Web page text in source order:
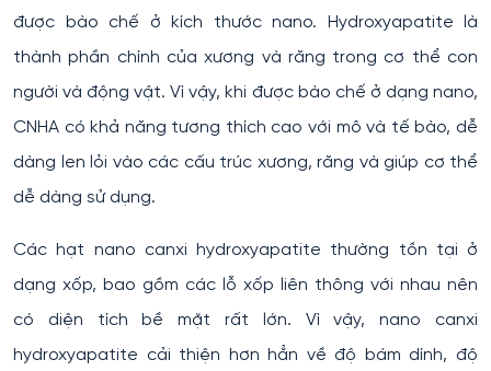
được bào chế ở kích thước nano. Hydroxyapatite là
thành phần chính của xương và răng trong cơ thể con
người và động vật. Vì vậy, khi được bào chế ở dạng nano,
CNHA có khả năng tương thích cao với mô và tế bào, dễ
dàng len lỏi vào các cấu trúc xương, răng và giúp cơ thể
dễ dàng sử dụng.
Các hạt nano canxi hydroxyapatite thường tồn tại ở
dạng xốp, bao gồm các lỗ xốp liên thông với nhau nên
có diện tích bề mặt rất lớn. Vì vậy, nano canxi
hydroxyapatite cải thiện hơn hẳn về độ bám dính, độ